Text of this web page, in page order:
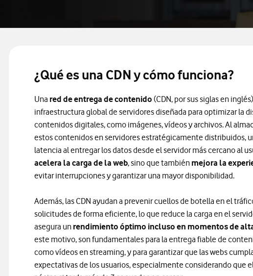
¿Qué es una CDN y cómo funciona?
Una red de entrega de contenido (CDN, por sus siglas en
infraestructura global de servidores diseñada para optimizar la
contenidos digitales, como imágenes, vídeos y archivos. Al
estos contenidos en servidores estratégicamente distribuidos,
latencia al entregar los datos desde el servidor más cercano al
acelera la carga de la web, sino que también mejora la
evitar interrupciones y garantizar una mayor disponibilidad.
Además, las CDN ayudan a prevenir cuellos de botella en el
solicitudes de forma eficiente, lo que reduce la carga en el
asegura un rendimiento óptimo incluso en momentos de
este motivo, son fundamentales para la entrega fiable de
como vídeos en streaming, y para garantizar que las webs
expectativas de los usuarios, especialmente considerando que